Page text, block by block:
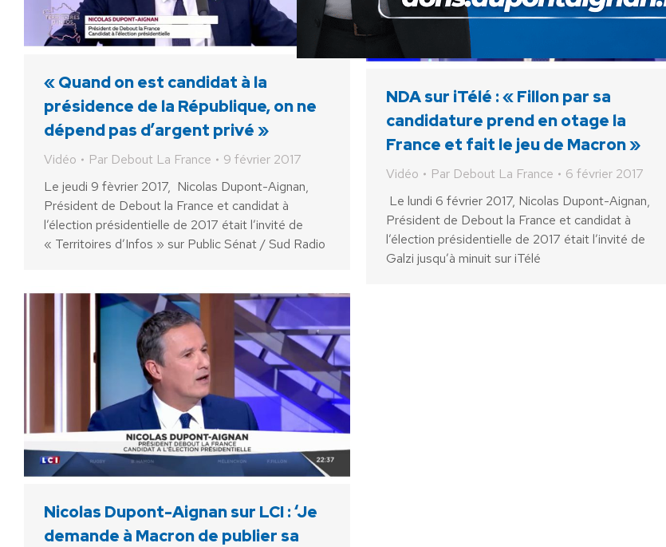
« Quand on est candidat à la
présidence de la République, on ne
dépend pas d’argent privé »
Vidéo Par Debout La France
9 février 2017
Le jeudi 9 fèvrier 2017, Nicolas Dupont-Aignan,
Président de Debout la France et candidat à
l’élection présidentielle de 2017 était l’invité de
« Territoires d’Infos » sur Public Sénat / Sud Radio
NDA sur iTélé : « Fillon par sa
candidature prend en otage la
France et fait le jeu de Macron »
Vidéo Par Debout La France
6 février 2017
Le lundi 6 février 2017, Nicolas Dupont-Aignan,
Président de Debout la France et candidat à
l’élection présidentielle de 2017 était l’invité de
Galzi jusqu’à minuit sur iTélé
Nicolas Dupont-Aignan sur LCI : ‘Je
demande à Macron de publier sa